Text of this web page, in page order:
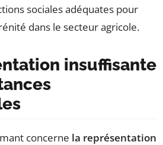
sociales adéquates pour
dans le secteur agricole.
insuffisante
concerne la représentation